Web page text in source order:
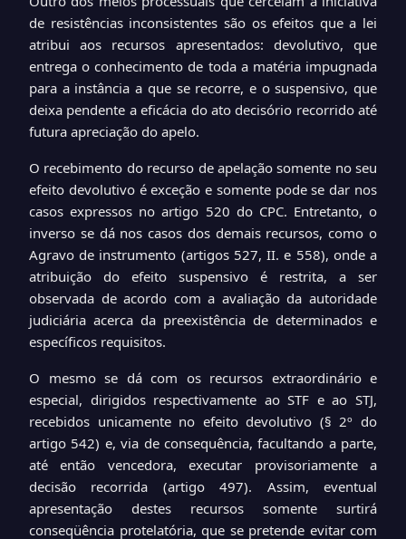
de resistências inconsistentes são os efeitos que a lei
atribui aos recursos apresentados: devolutivo, que
entrega o conhecimento de toda a matéria impugnada
para a instância a que se recorre, e o suspensivo, que
deixa pendente a eficácia do ato decisório recorrido até
futura apreciação do apelo.
O recebimento do recurso de apelação somente no seu
efeito devolutivo é exceção e somente pode se dar nos
casos expressos no artigo 520 do CPC. Entretanto, o
inverso se dá nos casos dos demais recursos, como o
Agravo de instrumento (artigos 527, II. e 558), onde a
atribuição do efeito suspensivo é restrita, a ser
observada de acordo com a avaliação da autoridade
judiciária acerca da preexistência de determinados e
específicos requisitos.
O mesmo se dá com os recursos extraordinário e
especial, dirigidos respectivamente ao STF e ao STJ,
recebidos unicamente no efeito devolutivo (§ 2º do
artigo 542) e, via de consequência, facultando a parte,
até então vencedora, executar provisoriamente a
decisão recorrida (artigo 497). Assim, eventual
apresentação destes recursos somente surtirá
conseqüência protelatória, que se pretende evitar com